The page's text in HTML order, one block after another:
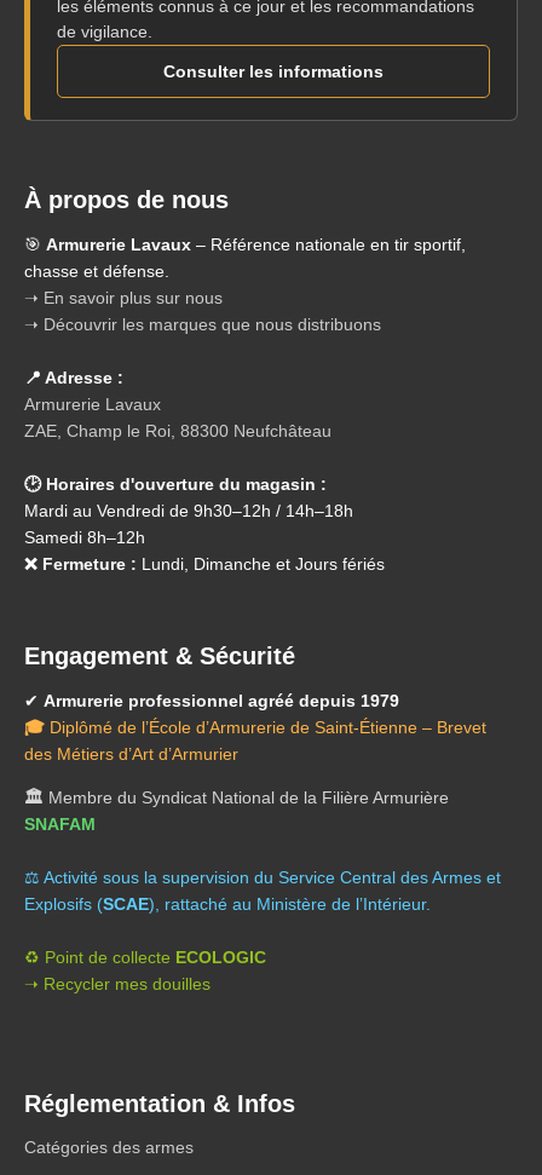
les éléments connus à ce jour et les recommandations
de vigilance.
Consulter les informations
À propos de nous
🎯 Armurerie Lavaux – Référence nationale en tir sportif,
chasse et défense.
➝ En savoir plus sur nous
➝ Découvrir les marques que nous distribuons
📍 Adresse :
Armurerie Lavaux
ZAE, Champ le Roi, 88300 Neufchâteau
🕑 Horaires d'ouverture du magasin :
Mardi au Vendredi de 9h30–12h / 14h–18h
Samedi 8h–12h
❌ Fermeture : Lundi, Dimanche et Jours fériés
Engagement & Sécurité
✔ Armurerie professionnel agréé depuis 1979
🎓 Diplômé de l’École d’Armurerie de Saint-Étienne – Brevet
des Métiers d’Art d’Armurier
🏛️ Membre du Syndicat National de la Filière Armurière
SNAFAM
⚖️ Activité sous la supervision du Service Central des Armes et
Explosifs (SCAE), rattaché au Ministère de l’Intérieur.
♻️ Point de collecte ECOLOGIC
➝ Recycler mes douilles
Réglementation & Infos
Catégories des armes